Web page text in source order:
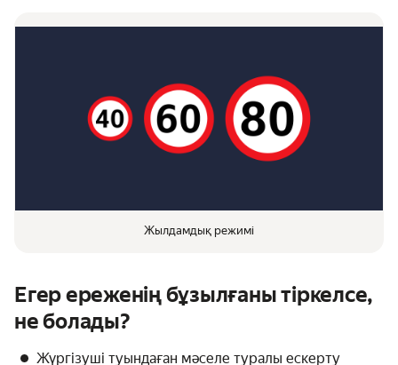
Жылдамдық режимі
Егер ереженің бұзылғаны тіркелсе,
не болады?
Жүргізуші туындаған мәселе туралы ескерту